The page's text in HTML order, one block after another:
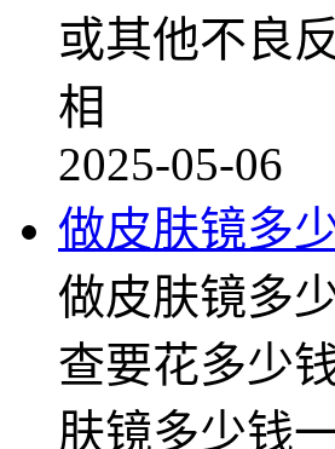
或其他不良
相
2025-05-06
做皮肤镜多
做皮肤镜多
查要花多少
肤镜多少钱